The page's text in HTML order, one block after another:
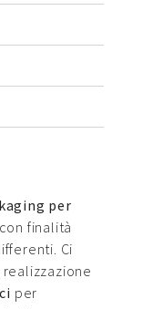
per
con finalità
Ci
per